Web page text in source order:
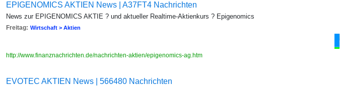
EPIGENOMICS AKTIEN News | A37FT4 Nachrichten
News zur EPIGENOMICS AKTIE ? und aktueller Realtime-Aktienkurs ? Epigenomics
Freitag: Wirtschaft > Aktien
http://www.finanznachrichten.de/nachrichten-aktien/epigenomics-ag.htm
EVOTEC AKTIEN News | 566480 Nachrichten